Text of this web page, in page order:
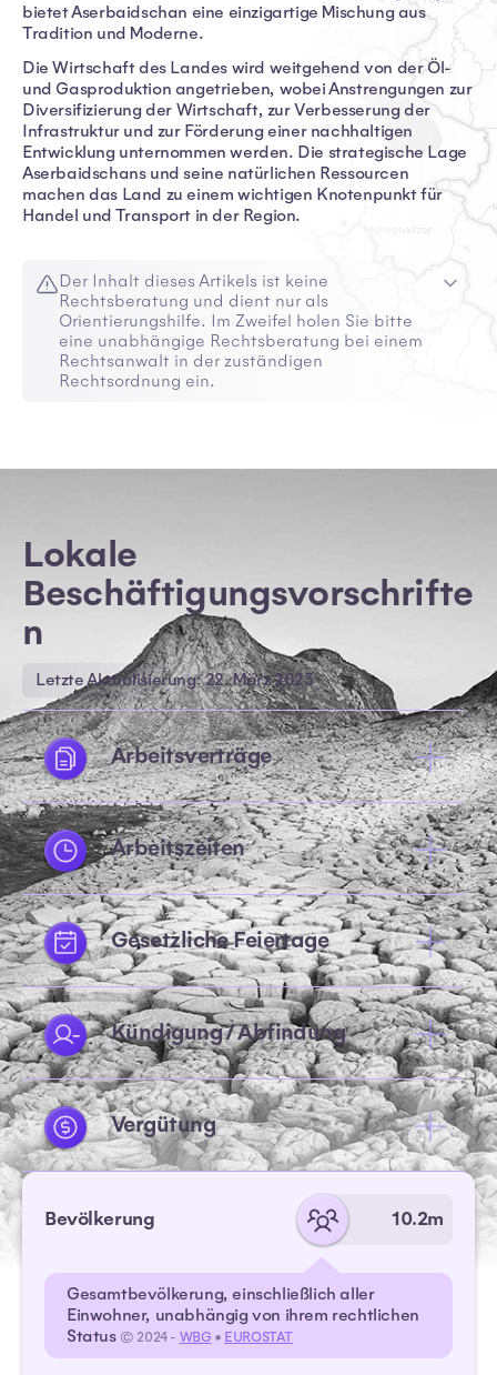
bietet Aserbaidschan eine einzigartige Mischung aus
Tradition und Moderne.
Die Wirtschaft des Landes wird weitgehend von der Öl-
und Gasproduktion angetrieben, wobei Anstrengungen zur
Diversifizierung der Wirtschaft, zur Verbesserung der
Infrastruktur und zur Förderung einer nachhaltigen
Entwicklung unternommen werden. Die strategische Lage
Aserbaidschans und seine natürlichen Ressourcen
machen das Land zu einem wichtigen Knotenpunkt für
Handel und Transport in der Region.
Der Inhalt dieses Artikels ist keine
Rechtsberatung und dient nur als
Orientierungshilfe. Im Zweifel holen Sie bitte
eine unabhängige Rechtsberatung bei einem
Rechtsanwalt in der zuständigen
Rechtsordnung ein.
Lokale
Beschäftigungsvorschrifte
n
Letzte Aktualisierung: 22. März 2023
Arbeitsverträge
Arbeitszeiten
Gesetzliche Feiertage
Kündigung / Abfindung
Vergütung
Bevölkerung 10.2m
Gesamtbevölkerung, einschließlich aller
Einwohner, unabhängig von ihrem rechtlichen
Status © 2024 - WBG • EUROSTAT